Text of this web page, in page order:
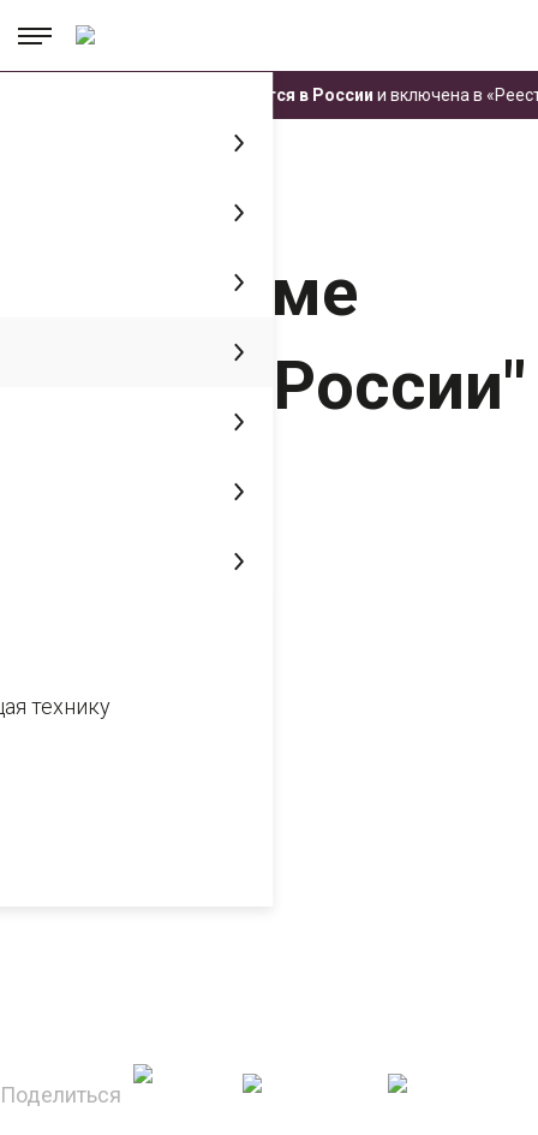
Техника ЧЕТРА производится в Россиии включена в
технику
ЧЕТРА в программе "Дороги России"
ЧЕТРА в
программе
"Дороги России"
Поделиться